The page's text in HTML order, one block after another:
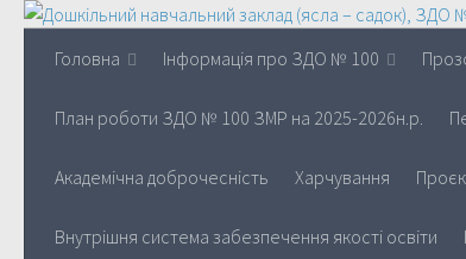
Головна Інформація про ЗДО № 100
План роботи ЗДО № 100 ЗМР на 2025-2026н.р.
Академічна доброчесність Харчування
Внутрішня система забезпечення якості освіти